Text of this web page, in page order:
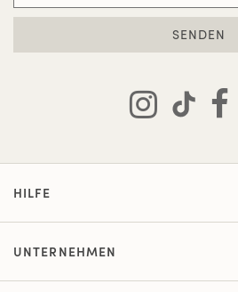
SENDEN
HILFE
UNTERNEHMEN